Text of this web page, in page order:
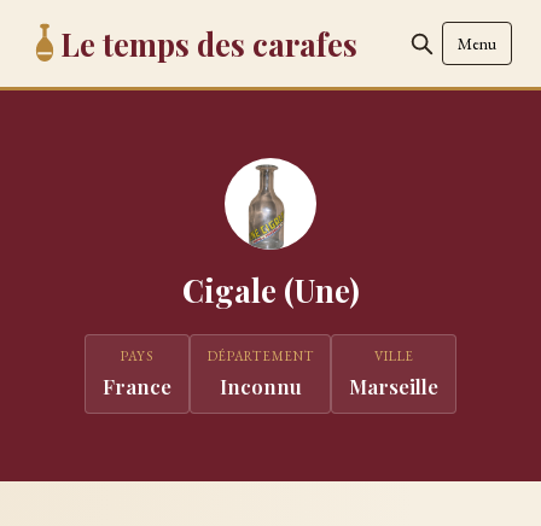
Le temps des carafes Menu
Cigale (Une)
PAYS
France
DÉPARTEMENT
Inconnu
VILLE
Marseille